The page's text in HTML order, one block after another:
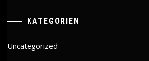
KATEGORIEN
Uncategorized